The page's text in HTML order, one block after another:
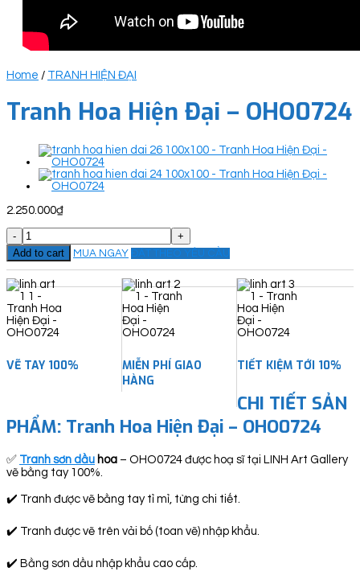
Home / TRANH HIỆN ĐẠI
Tranh Hoa Hiện Đại – OHO0724
2.250.000₫
Tranh
Hoa
Hiện
Đại
-
OHO0724
quantity
Add to cart MUA NGAY ĐẶT THEO YÊU CẦU
VẼ TAY 100%
MIỄN PHÍ GIAO
HÀNG
TIẾT KIỆM TỚI 10%
CHI TIẾT SẢN
PHẨM: Tranh Hoa Hiện Đại – OHO0724
✅ Tranh sơn dầu hoa – OHO0724 được hoạ sĩ tại LINH Art Gallery
vẽ bằng tay 100%.
✔️ Tranh được vẽ bằng tay tỉ mỉ, từng chi tiết.
✔️ Tranh được vẽ trên vải bố (toan vẽ) nhập khẩu.
✔️ Bằng sơn dầu nhập khẩu cao cấp.